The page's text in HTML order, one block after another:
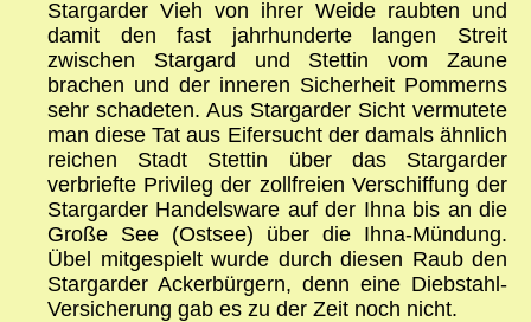
Stargarder Vieh von ihrer Weide raubten und
damit den fast jahrhunderte langen Streit
zwischen Stargard und Stettin vom Zaune
brachen und der inneren Sicherheit Pommerns
sehr schadeten. Aus Stargarder Sicht vermutete
man diese Tat aus Eifersucht der damals ähnlich
reichen Stadt Stettin über das Stargarder
verbriefte Privileg der zollfreien Verschiffung der
Stargarder Handelsware auf der Ihna bis an die
Große See (Ostsee) über die Ihna-Mündung.
Übel mitgespielt wurde durch diesen Raub den
Stargarder Ackerbürgern, denn eine Diebstahl-
Versicherung gab es zu der Zeit noch nicht.